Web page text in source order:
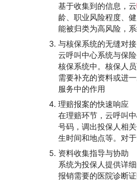
基于收集到的信息，云
龄、职业风险程度、
能被归类为高风险，
与核保系统的无缝对接
云呼叫中心系统与保
核保系统中。核保人
需要补充的资料或进
服务中的作用
理赔报案的快速响应
在理赔环节，云呼叫
号码，调出投保人相
生时间和地点等。对
资料收集指导与协助
系统为投保人提供详
报销需要的医院诊断